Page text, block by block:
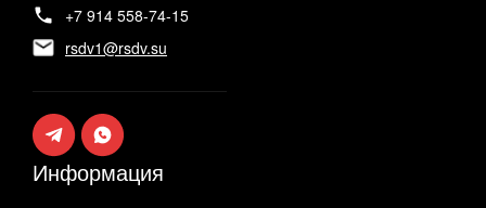
+7 914 558-74-15
rsdv1@rsdv.su
Информация